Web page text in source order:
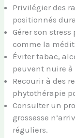
Privilégier des
positionnés
Gérer son
comme la
Éviter tabac,
peuvent nuire
Recourir à des
phytothérapie
Consulter un
grossesse
réguliers.